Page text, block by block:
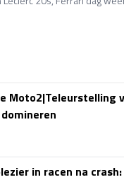
Moto2|Teleurstelling
in racen na